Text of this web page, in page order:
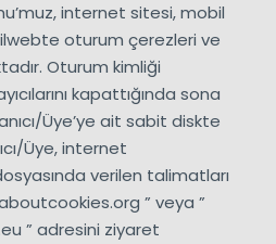
internet sitesi, mobil
oturum çerezleri ve
Oturum kimliği
kapattığında sona
Üye’ye ait sabit diskte
Üye, internet
dosyasında verilen talimatları
” veya ”
” adresini ziyaret